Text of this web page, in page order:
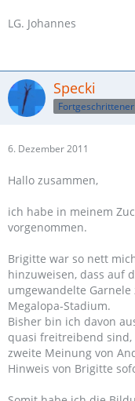
LG. Johannes
Specki
Fortgeschrittener
6. Dezember 2011
Hallo zusammen,
ich habe in meinem
vorgenommen.
Brigitte war so nett
hinzuweisen, dass auf
umgewandelte
Megalopa-Stadium.
Bisher bin ich davon
quasi freitreibend
zweite Meinung von
Hinweis von Brigitte